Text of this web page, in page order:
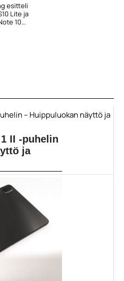
esitteli
Lite ja
10...
II -puhelin
ja
valinnanvaraa